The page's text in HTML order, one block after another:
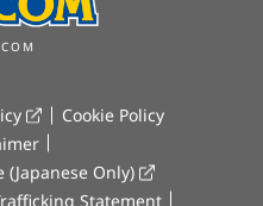
Cookie Policy
(Japanese Only)
Statement